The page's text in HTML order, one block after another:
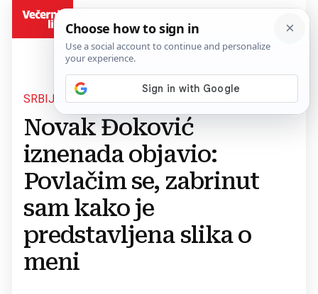
SRBIJANSKI TENISAČ
Novak Đoković
iznenada objavio:
Povlačim se, zabrinut
sam kako je
predstavljena slika o
meni